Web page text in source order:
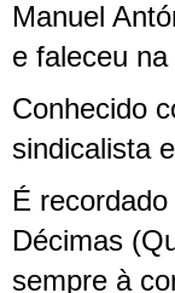
Manuel
e faleceu
Conhecido
sindicalista
É
Décimas
sempre à